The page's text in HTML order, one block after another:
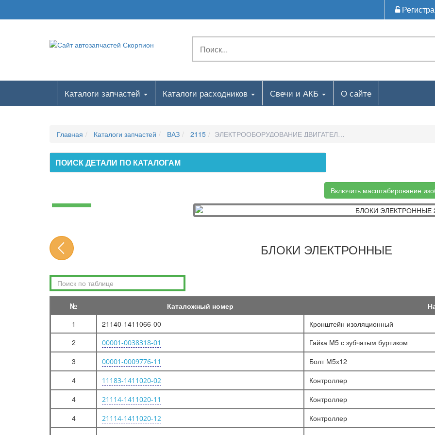
Каталоги запчастей Каталоги расходников Свечи и АКБ О сайте
Главная Каталоги запчастей ВАЗ 2115 ЭЛЕКТРООБОРУДОВАНИЕ ДВИГАТЕЛЯ-БЛОКИ ЭЛЕКТРОННЫЕ
ПОИСК ДЕТАЛИ ПО КАТАЛОГАМ
ДВИГАТЕЛЬ
ПОДВЕСКА ДВИГАТЕЛЯ
ОСНОВНЫЕ ЭЛЕМЕНТЫ ДВИГАТЕЛЯ
БЛОК ЦИЛИНДРОВ И ГОЛОВКА БЛОКА
БЛОК ЦИЛИНДРОВ И ГОЛОВКА БЛОКА
ВАЛ КОЛЕНЧАТЫЙ И МАХОВИК
ШАТУНЫ И ПОРШНИ
ШАТУНЫ И ПОРШНИ
МЕХАНИЗМ ГАЗОРАСПРЕДЕЛИТЕЛЬНЫЙ
СИСТЕМА ПИТАНИЯ
БАК ТОПЛИВНЫЙ
Включить масштабирование
БЛОКИ ЭЛЕКТРОННЫЕ
№ Каталожный номер
1
21140-1411066-00
Кронштейн изоляционный
2
00001-0038318-01
Гайка M5 с зубчатым буртиком
3
00001-0009776-11
Болт М5х12
4
11183-1411020-02
Контроллер
4
21114-1411020-11
Контроллер
4
21114-1411020-12
Контроллер